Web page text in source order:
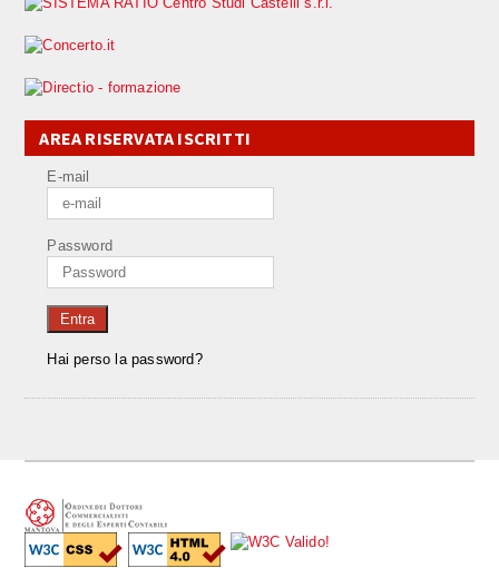
AREA RISERVATA ISCRITTI
E-mail
Password
Entra
Hai perso la password?